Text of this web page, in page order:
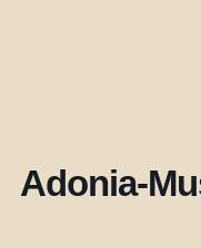
Adonia-